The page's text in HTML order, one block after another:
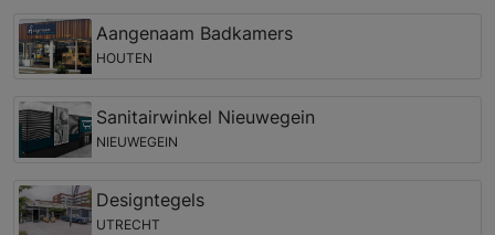
Aangenaam Badkamers
HOUTEN
Sanitairwinkel Nieuwegein
NIEUWEGEIN
Designtegels
UTRECHT